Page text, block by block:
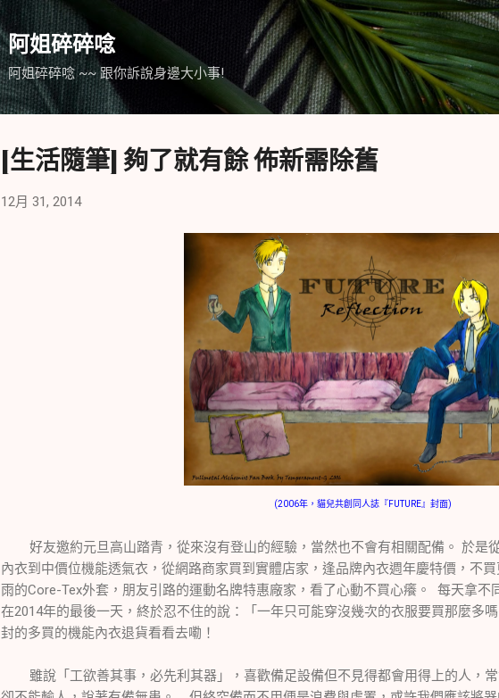
跳到主要內容
阿姐碎碎唸
阿姐碎碎唸 ~~ 跟你訴說身邊大小事!
[生活隨筆] 夠了就有餘 佈新需除舊
12月 31, 2014
(2006年，貓兒共創同人誌『FUTURE』封面)
好友邀約元旦高山踏青，從來沒有登山的經驗，當然也不會有相關配備。 於是
內衣到中價位機能透氣衣，從網路商家買到實體店家，逢品牌內衣週年慶特價，不
雨的Core-Tex外套，朋友引路的運動名牌特惠廠家，看了心動不買心癢。 每天拿不
在2014年的最後一天，終於忍不住的說：「一年只可能穿沒幾次的衣服要買那麼多
封的多買的機能內衣退貨看看去嘞！
雖說「工欲善其事，必先利其器」，喜歡備足設備但不見得都會用得上的人，常